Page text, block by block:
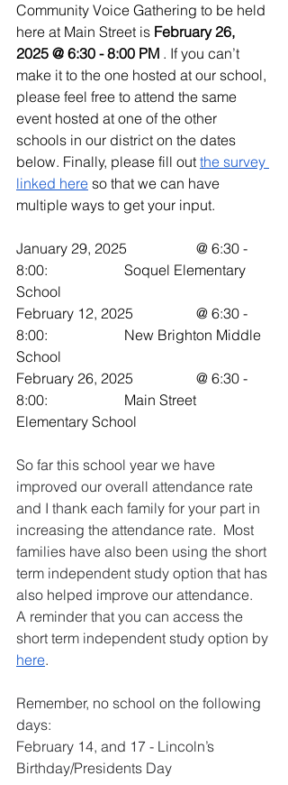
Community Voice Gathering to be held
here at Main Street is February 26,
2025 @ 6:30 - 8:00 PM . If you can’t
make it to the one hosted at our school,
please feel free to attend the same
event hosted at one of the other
schools in our district on the dates
below. Finally, please fill out the survey
linked here so that we can have
multiple ways to get your input.
January 29, 2025 		@ 6:30 -
8:00: 		Soquel Elementary
School
February 12, 2025 		@ 6:30 -
8:00: 		New Brighton Middle
School
February 26, 2025 		@ 6:30 -
8:00: 		Main Street
Elementary School
So far this school year we have
improved our overall attendance rate
and I thank each family for your part in
increasing the attendance rate.  Most
families have also been using the short
term independent study option that has
also helped improve our attendance.
A reminder that you can access the
short term independent study option by
here.
Remember, no school on the following
days:
February 14, and 17 - Lincoln’s
Birthday/Presidents Day